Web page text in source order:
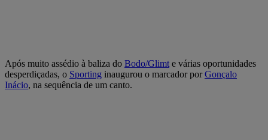
Após muito assédio à baliza do Bodo/Glimt e várias oportunidades
desperdiçadas, o Sporting inaugurou o marcador porGonçalo
Inácio, na sequência de um canto.